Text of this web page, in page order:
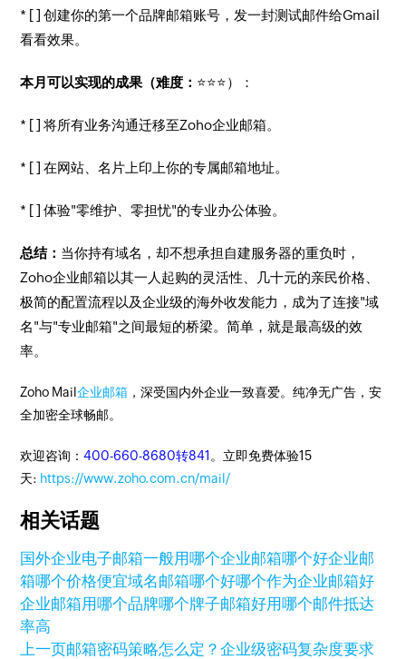
* [ ] 创建你的第一个品牌邮箱账号，发一封测试邮件给Gmail
看看效果。
本月可以实现的成果（难度： ⭐⭐⭐）：
* [ ] 将所有业务沟通迁移至Zoho企业邮箱。
* [ ] 在网站、名片上印上你的专属邮箱地址。
* [ ] 体验"零维护、零担忧"的专业办公体验。
总结： 当你持有域名，却不想承担自建服务器的重负时，
Zoho企业邮箱以其一人起购的灵活性、几十元的亲民价格、
极简的配置流程以及企业级的海外收发能力，成为了连接"域
名"与"专业邮箱"之间最短的桥梁。简单，就是最高级的效
率。
Zoho Mail企业邮箱 ，深受国内外企业一致喜爱。纯净无广告，安
全加密全球畅邮。
欢迎咨询：400-660-8680转841 。立即免费体验15
天: https://www.zoho.com.cn/mail/
相关话题
国外企业电子邮箱一般用哪个企业邮箱哪个好企业邮
箱哪个价格便宜域名邮箱哪个好哪个作为企业邮箱好
企业邮箱用哪个品牌哪个牌子邮箱好用哪个邮件抵达
率高
上一页邮箱密码策略怎么定？企业级密码复杂度要求